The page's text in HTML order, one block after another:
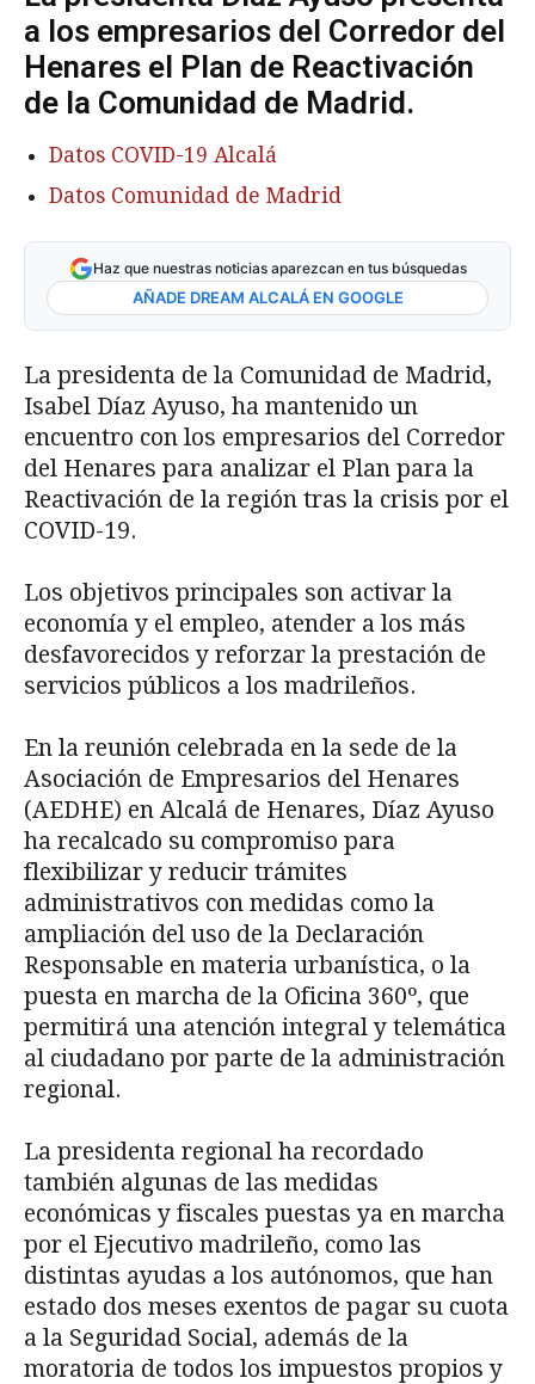
a los empresarios del Corredor del
Henares el Plan de Reactivación
de la Comunidad de Madrid.
Datos COVID-19 Alcalá
Datos Comunidad de Madrid
Haz que nuestras noticias aparezcan en tus búsquedas
AÑADE DREAM ALCALÁ EN GOOGLE
La presidenta de la Comunidad de Madrid,
Isabel Díaz Ayuso, ha mantenido un
encuentro con los empresarios del Corredor
del Henares para analizar el Plan para la
Reactivación de la región tras la crisis por el
COVID-19.
Los objetivos principales son activar la
economía y el empleo, atender a los más
desfavorecidos y reforzar la prestación de
servicios públicos a los madrileños.
En la reunión celebrada en la sede de la
Asociación de Empresarios del Henares
(AEDHE) en Alcalá de Henares, Díaz Ayuso
ha recalcado su compromiso para
flexibilizar y reducir trámites
administrativos con medidas como la
ampliación del uso de la Declaración
Responsable en materia urbanística, o la
puesta en marcha de la Oficina 360º, que
permitirá una atención integral y telemática
al ciudadano por parte de la administración
regional.
La presidenta regional ha recordado
también algunas de las medidas
económicas y fiscales puestas ya en marcha
por el Ejecutivo madrileño, como las
distintas ayudas a los autónomos, que han
estado dos meses exentos de pagar su cuota
a la Seguridad Social, además de la
moratoria de todos los impuestos propios y